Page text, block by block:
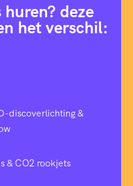
deze
het verschil:
discoverlichting &
& CO2 rookjets